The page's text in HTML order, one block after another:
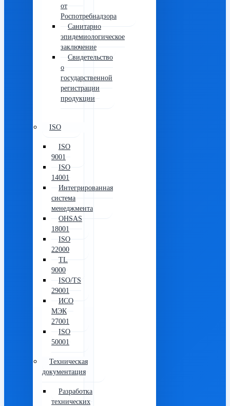
от
Роспотребнадзора
Санитарно
эпидемиологическое
заключение
Свидетельство
о
государственной
регистрации
продукции
ISO
ISO
9001
ISO
14001
Интегрированная
система
менеджмента
OHSAS
18001
ISO
22000
TL
9000
ISO/TS
29001
ИСО
МЭК
27001
ISO
50001
Техническая
документация
Разработка
технических